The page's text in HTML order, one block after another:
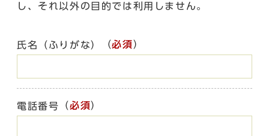
し、それ以外の目的では利用しません。
氏名（ふりがな） （必須）
電話番号 （必須）